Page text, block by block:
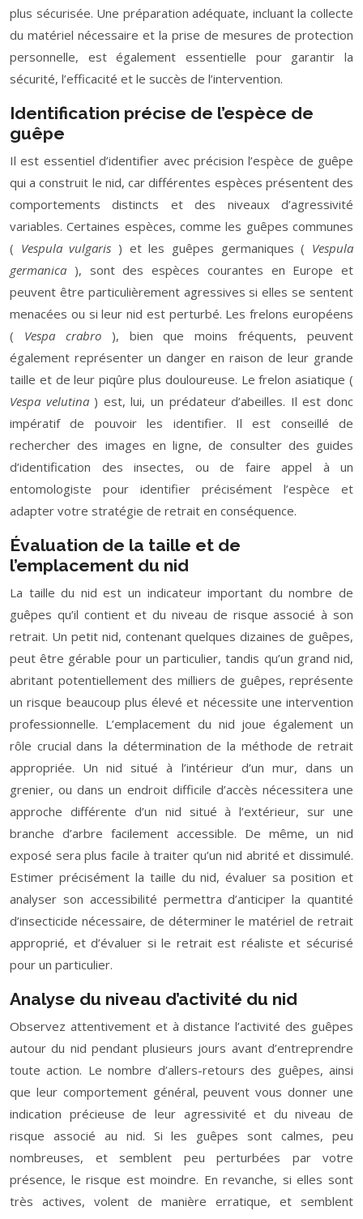
plus sécurisée. Une préparation adéquate, incluant la collecte
du matériel nécessaire et la prise de mesures de protection
personnelle, est également essentielle pour garantir la
sécurité, l’efficacité et le succès de l’intervention.
Identification précise de l’espèce de
guêpe
Il est essentiel d’identifier avec précision l’espèce de guêpe
qui a construit le nid, car différentes espèces présentent des
comportements distincts et des niveaux d’agressivité
variables. Certaines espèces, comme les guêpes communes
( Vespula vulgaris ) et les guêpes germaniques ( Vespula
germanica ), sont des espèces courantes en Europe et
peuvent être particulièrement agressives si elles se sentent
menacées ou si leur nid est perturbé. Les frelons européens
( Vespa crabro ), bien que moins fréquents, peuvent
également représenter un danger en raison de leur grande
taille et de leur piqûre plus douloureuse. Le frelon asiatique (
Vespa velutina ) est, lui, un prédateur d’abeilles. Il est donc
impératif de pouvoir les identifier. Il est conseillé de
rechercher des images en ligne, de consulter des guides
d’identification des insectes, ou de faire appel à un
entomologiste pour identifier précisément l’espèce et
adapter votre stratégie de retrait en conséquence.
Évaluation de la taille et de
l’emplacement du nid
La taille du nid est un indicateur important du nombre de
guêpes qu’il contient et du niveau de risque associé à son
retrait. Un petit nid, contenant quelques dizaines de guêpes,
peut être gérable pour un particulier, tandis qu’un grand nid,
abritant potentiellement des milliers de guêpes, représente
un risque beaucoup plus élevé et nécessite une intervention
professionnelle. L’emplacement du nid joue également un
rôle crucial dans la détermination de la méthode de retrait
appropriée. Un nid situé à l’intérieur d’un mur, dans un
grenier, ou dans un endroit difficile d’accès nécessitera une
approche différente d’un nid situé à l’extérieur, sur une
branche d’arbre facilement accessible. De même, un nid
exposé sera plus facile à traiter qu’un nid abrité et dissimulé.
Estimer précisément la taille du nid, évaluer sa position et
analyser son accessibilité permettra d’anticiper la quantité
d’insecticide nécessaire, de déterminer le matériel de retrait
approprié, et d’évaluer si le retrait est réaliste et sécurisé
pour un particulier.
Analyse du niveau d’activité du nid
Observez attentivement et à distance l’activité des guêpes
autour du nid pendant plusieurs jours avant d’entreprendre
toute action. Le nombre d’allers-retours des guêpes, ainsi
que leur comportement général, peuvent vous donner une
indication précieuse de leur agressivité et du niveau de
risque associé au nid. Si les guêpes sont calmes, peu
nombreuses, et semblent peu perturbées par votre
présence, le risque est moindre. En revanche, si elles sont
très actives, volent de manière erratique, et semblent